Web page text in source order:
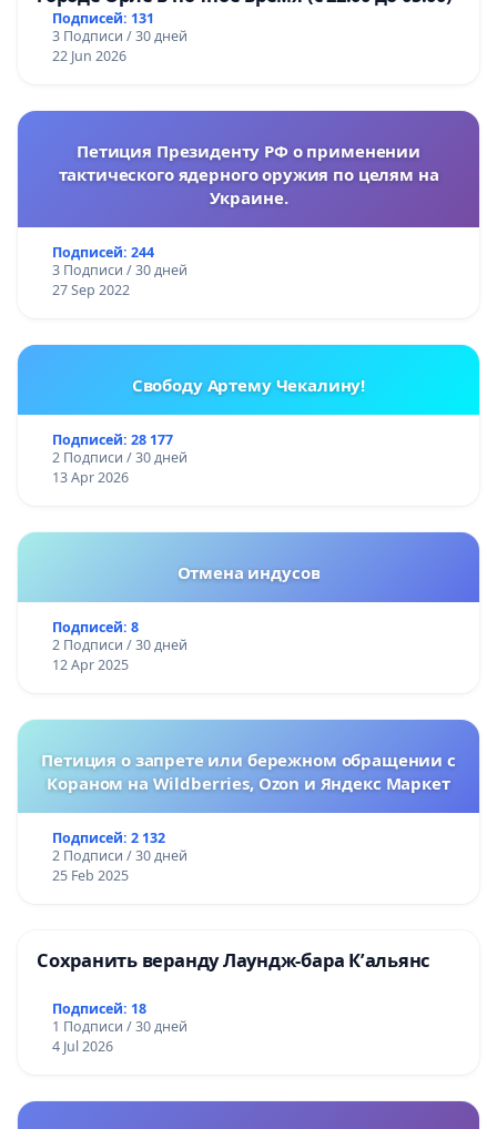
Подписей: 131
3 Подписи / 30 дней
22 Jun 2026
Петиция Президенту РФ о применении
тактического ядерного оружия по целям на
Украине.
Подписей: 244
3 Подписи / 30 дней
27 Sep 2022
Свободу Артему Чекалину!
Подписей: 28 177
2 Подписи / 30 дней
13 Apr 2026
Отмена индусов
Подписей: 8
2 Подписи / 30 дней
12 Apr 2025
Петиция о запрете или бережном обращении с
Кораном на Wildberries, Ozon и Яндекс Маркет
Подписей: 2 132
2 Подписи / 30 дней
25 Feb 2025
Сохранить веранду Лаундж-бара К’альянс
Подписей: 18
1 Подписи / 30 дней
4 Jul 2026